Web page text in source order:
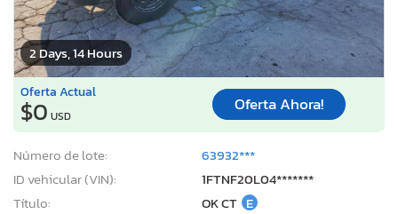
2 Days, 14 Hours
Oferta Actual
$0 USD
Oferta Ahora!
Número de lote:
63932***
ID vehicular (VIN):
1FTNF20L04*******
Título:
OK CT E